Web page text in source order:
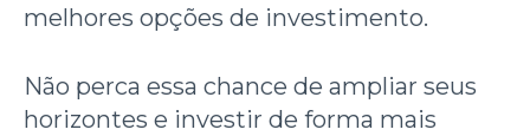
melhores opções de investimento.
Não perca essa chance de ampliar seus
horizontes e investir de forma mais